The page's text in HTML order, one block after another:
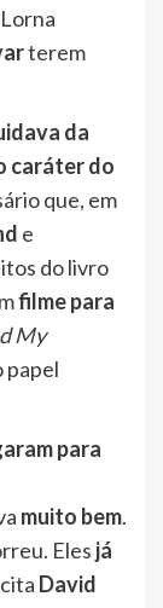
terem
da
caráter do
que, em
e
do livro
filme para
My
papel
para
muito bem.
Eles já
David